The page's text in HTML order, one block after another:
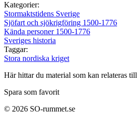
Kategorier:
Stormaktstidens Sverige
Sjöfart och sjökrigföring 1500-1776
Kända personer 1500-1776
Sveriges historia
Taggar:
Stora nordiska kriget
Här hittar du material som kan relateras till
Spara som favorit
© 2026 SO-rummet.se